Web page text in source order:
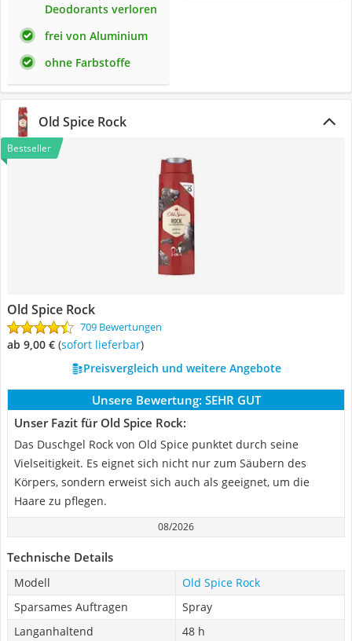
Deodorants verloren
frei von Aluminium
ohne Farbstoffe
Old Spice Rock
Bestseller
Old Spice Rock
709 Bewertungen
ab 9,00 € ( Sofort lieferbar)
Preisvergleich und weitere Angebote
Unsere Bewertung: SEHR GUT
Unser Fazit für Old Spice Rock:
Das Duschgel Rock von Old Spice punktet durch seine
Vielseitigkeit. Es eignet sich nicht nur zum Säubern des
Körpers, sondern erweist sich auch als geeignet, um die
Haare zu pflegen.
08/2026
Technische Details
Modell
Old Spice Rock
Sparsames Auftragen
Spray
Langanhaltend
48 h